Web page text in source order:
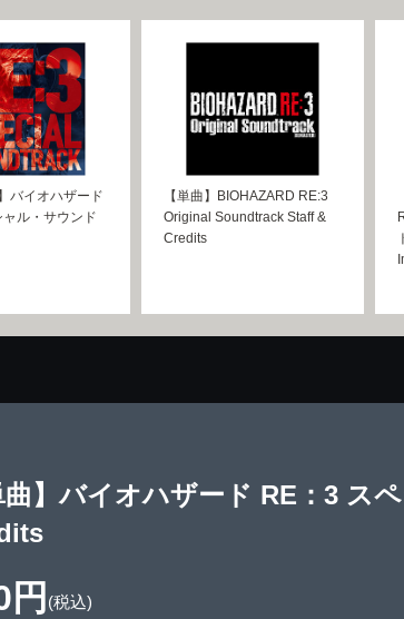
バイオハザード
ル・サウンド
【単曲】BIOHAZARD RE:3
Original Soundtrack Staff &
Credits
曲】バイオハザード RE：3 ス
円 (税込)